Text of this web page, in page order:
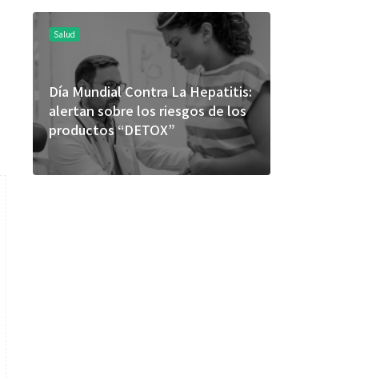
Salud
Día Mundial Contra La Hepatitis:
alertan sobre los riesgos de los
productos “DETOX”